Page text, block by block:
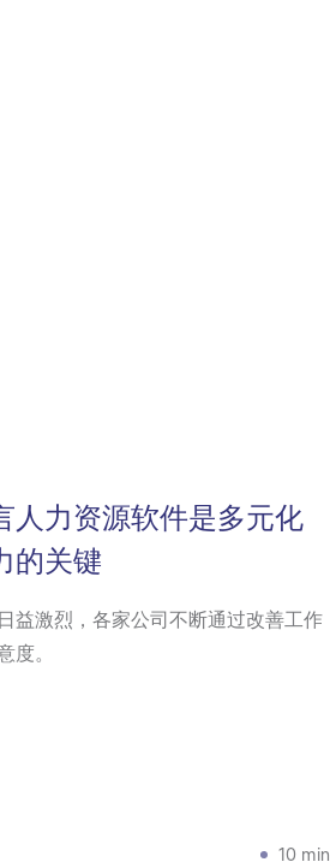
人力资源软件是多元化
的关键
益激烈，各家公司不断通过改善工作
度。
10 min